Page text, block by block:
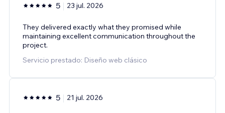
5 23 jul. 2026
They delivered exactly what they promised while
maintaining excellent communication throughout the
project.
Servicio prestado: Diseño web clásico
5 21 jul. 2026